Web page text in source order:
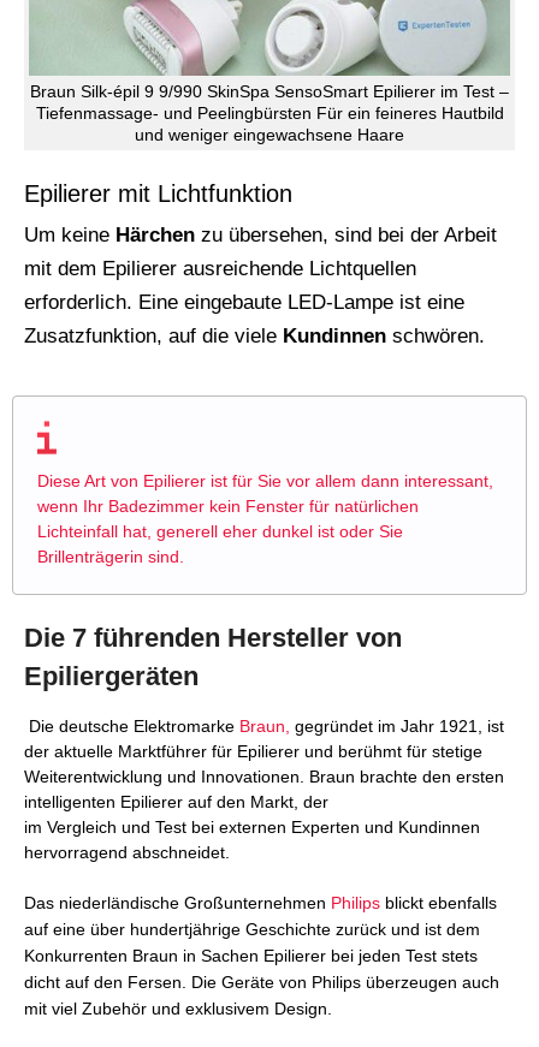
Braun Silk-épil 9 9/990 SkinSpa SensoSmart Epilierer im Test –
Tiefenmassage- und Peelingbürsten Für ein feineres Hautbild
und weniger eingewachsene Haare
Epilierer mit Lichtfunktion
Um keine Härchen zu übersehen, sind bei der Arbeit
mit dem Epilierer ausreichende Lichtquellen
erforderlich. Eine eingebaute LED-Lampe ist eine
Zusatzfunktion, auf die viele Kundinnen schwören.
Diese Art von Epilierer ist für Sie vor allem dann interessant,
wenn Ihr Badezimmer kein Fenster für natürlichen
Lichteinfall hat, generell eher dunkel ist oder Sie
Brillenträgerin sind.
Die 7 führenden Hersteller von
Epiliergeräten
Die deutsche Elektromarke Braun, gegründet im Jahr 1921, ist
der aktuelle Marktführer für Epilierer und berühmt für stetige
Weiterentwicklung und Innovationen. Braun brachte den ersten
intelligenten Epilierer auf den Markt, der
im Vergleich und Test bei externen Experten und Kundinnen
hervorragend abschneidet.
Das niederländische Großunternehmen Philips blickt ebenfalls
auf eine über hundertjährige Geschichte zurück und ist dem
Konkurrenten Braun in Sachen Epilierer bei jeden Test stets
dicht auf den Fersen. Die Geräte von Philips überzeugen auch
mit viel Zubehör und exklusivem Design.